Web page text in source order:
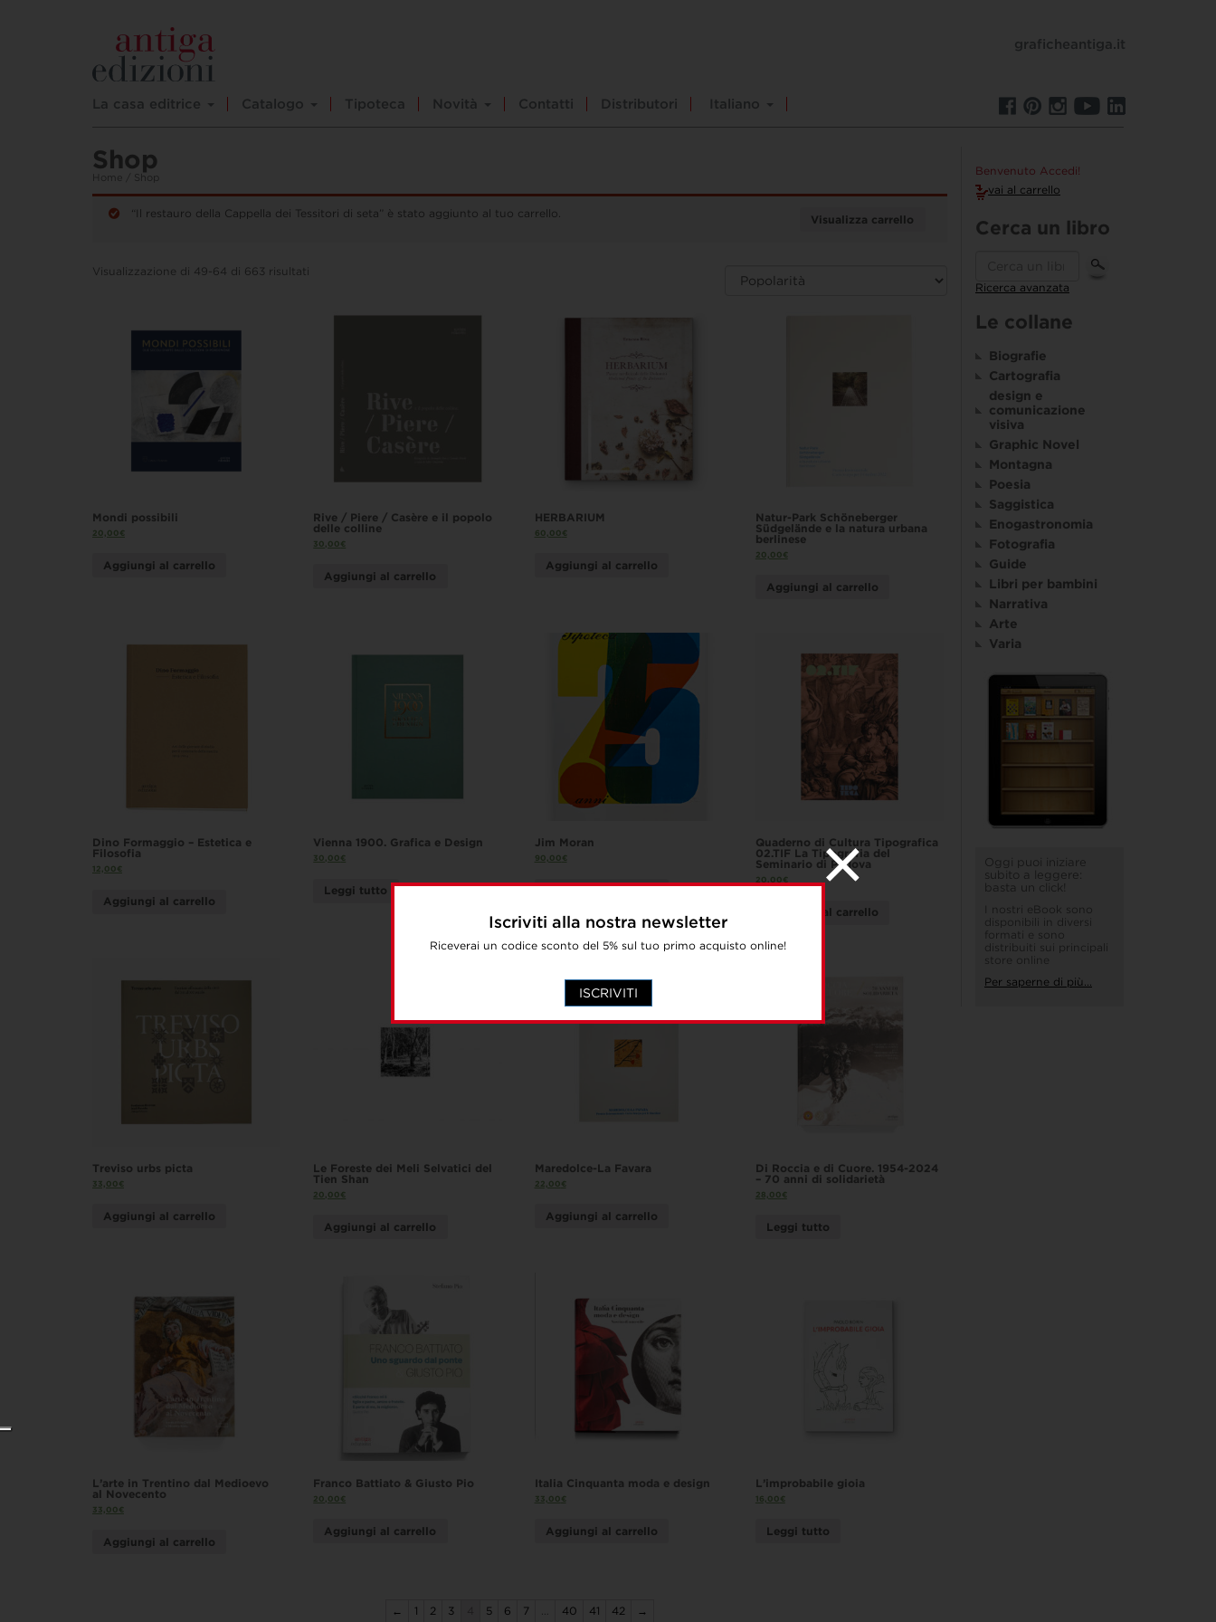
Iscriviti alla nostra newsletter
Riceverai un codice sconto del 5% sul tuo primo acquisto online!
ISCRIVITI
La casa editrice Catalogo Tipoteca Novità Contatti Distributori Italiano
graficheantiga.it
Shop
Home / Shop
Visualizza carrello
“Il restauro della Cappella dei Tessitori di seta” è stato aggiunto al tuo carrello.
Visualizzazione di 49-64 di 663 risultati
Mondi possibili
20,00€
Aggiungi al carrello
Rive / Piere / Casère e il popolo
delle colline
30,00€
Aggiungi al carrello
HERBARIUM
60,00€
Aggiungi al carrello
Natur-Park Schöneberger
Südgelände e la natura urbana
berlinese
20,00€
Aggiungi al carrello
Dino Formaggio – Estetica e
Filosofia
12,00€
Aggiungi al carrello
Vienna 1900. Grafica e Design
30,00€
Leggi tutto
Jim Moran
90,00€
Aggiungi al carrello
Quaderno di Cultura Tipografica
02.TIF La Tipografia del
Seminario di Padova
20,00€
Aggiungi al carrello
Treviso urbs picta
33,00€
Aggiungi al carrello
Le Foreste dei Meli Selvatici del
Tien Shan
20,00€
Aggiungi al carrello
Maredolce-La Favara
22,00€
Aggiungi al carrello
Di Roccia e di Cuore. 1954-2024
– 70 anni di solidarietà
28,00€
Leggi tutto
L’arte in Trentino dal Medioevo
al Novecento
33,00€
Aggiungi al carrello
Franco Battiato & Giusto Pio
20,00€
Aggiungi al carrello
Italia Cinquanta moda e design
33,00€
Aggiungi al carrello
L’improbabile gioia
16,00€
Leggi tutto
← 1 2 3 5 6 7 40 41 42 →
Benvenuto Accedi!
vai al carrello
Cerca un libro
Ricerca avanzata
Le collane
Biografie
Cartografia
design e
comunicazione
visiva
Graphic Novel
Montagna
Poesia
Saggistica
Enogastronomia
Fotografia
Guide
Libri per bambini
Narrativa
Arte
Varia
Oggi puoi iniziare
subito a leggere:
basta un click!
I nostri eBook sono
disponibili in diversi
formati e sono
distribuiti sui principali
store online
Per saperne di più...